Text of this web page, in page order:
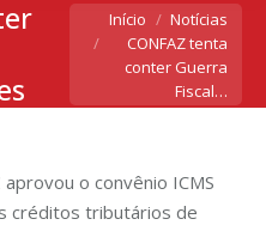
Você está aqui:
Início
Notícias
CONFAZ tenta
conter Guerra
Fiscal…
o convênio ICMS
créditos tributários de